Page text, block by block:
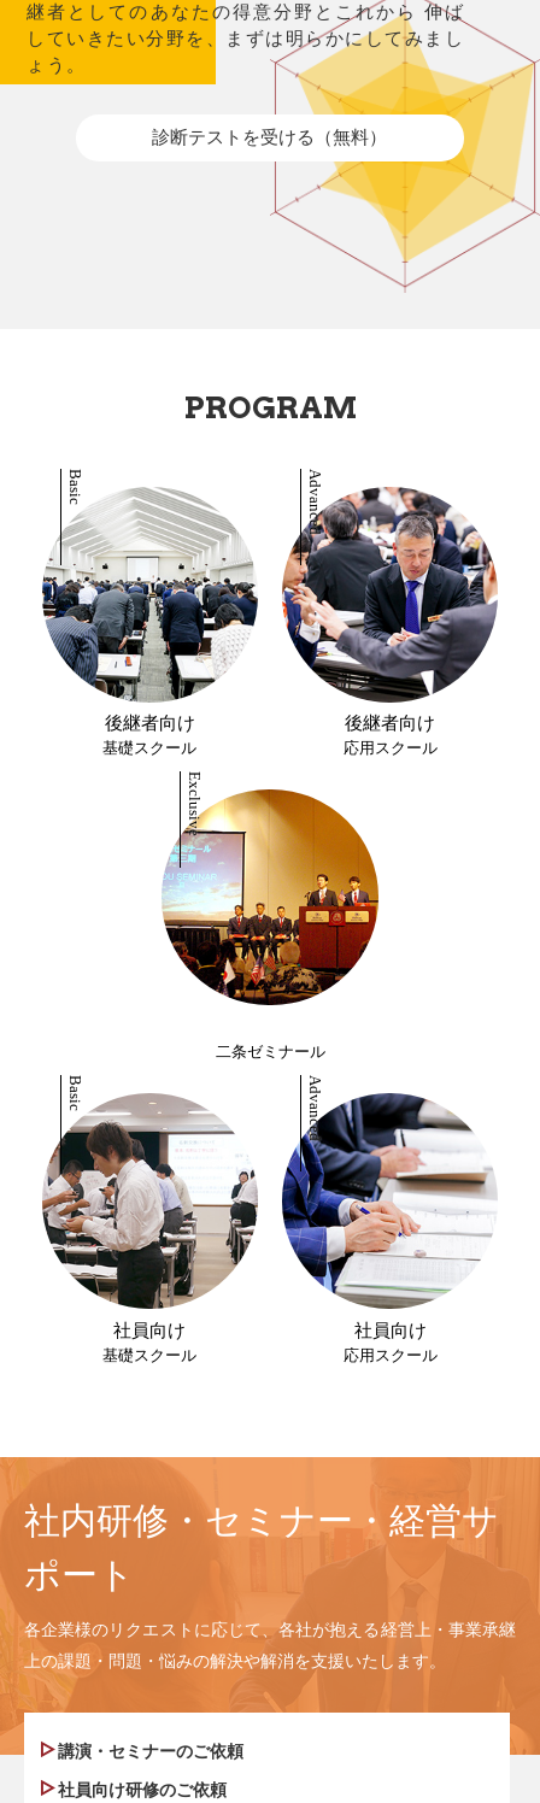
継者としてのあなたの得意分野とこれから
伸ば
していきたい分野を、まずは明らかにしてみまし
ょう。
診断テストを受ける（無料）
PROGRAM
後継者向け
基礎スクール
後継者向け
応用スクール
二条ゼミナール
社員向け
基礎スクール
社員向け
応用スクール
社内研修・セミナー・経営サ
ポート
各企業様のリクエストに応じて、各社が抱える経営上・事業承継
上の課題・問題・悩みの解決や解消を支援いたします。
講演・セミナーのご依頼
社員向け研修のご依頼